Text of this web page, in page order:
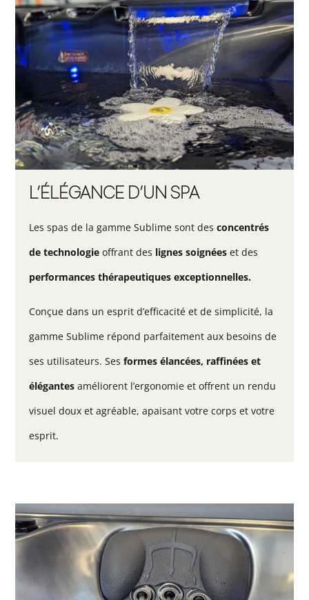
L’ÉLÉGANCE D’UN SPA
Les spas de la gamme Sublime sont desconcentrés
de technologieoffrant des lignes soignées et des
performances thérapeutiques exceptionnelles.
Conçue dans un esprit d’efficacité et de simplicité, la
gamme Sublime répond parfaitement aux besoins de
ses utilisateurs. Sesformes élancées, raffinées et
élégantes améliorent l’ergonomie et offrent un rendu
visuel doux et agréable, apaisant votre corps et votre
esprit.